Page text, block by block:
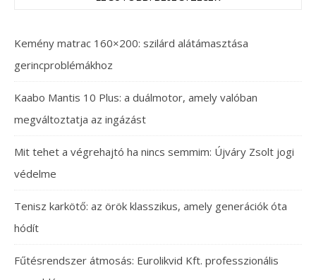
Kemény matrac 160×200: szilárd alátámasztása
gerincproblémákhoz
Kaabo Mantis 10 Plus: a duálmotor, amely valóban
megváltoztatja az ingázást
Mit tehet a végrehajtó ha nincs semmim: Újváry Zsolt jogi
védelme
Tenisz karkötő: az örök klasszikus, amely generációk óta
hódít
Fűtésrendszer átmosás: Eurolikvid Kft. professzionális